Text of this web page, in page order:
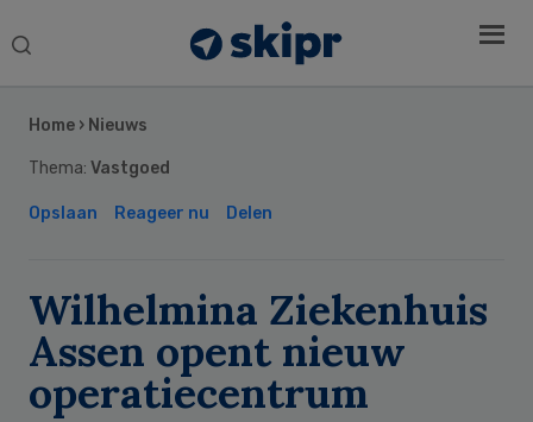
Search
Home › Nieuws
Thema: Vastgoed
Opslaan Reageer nu Delen
Wilhelmina Ziekenhuis
Assen opent nieuw
operatiecentrum
Sidebar